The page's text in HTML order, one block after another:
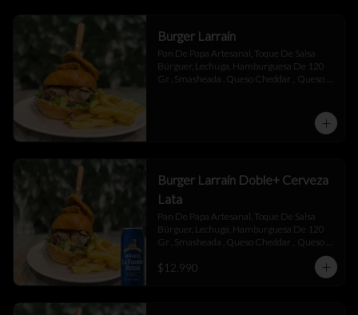
Burger Larraín
Pan De Papa Artesanal, Toque De Salsa
Búrguer, Lechuga, Hamburguesa De 120
Gr , Smasheada , Queso Cheddar ,  Queso
Burger Larraín Doble+ Cerveza
Lata
Pan De Papa Artesanal, Toque De Salsa
Búrguer, Lechuga, Hamburguesa De 120
Gr , Smasheada , Queso Cheddar ,  Queso
Champiñones Salteados , Toque De
$12.990